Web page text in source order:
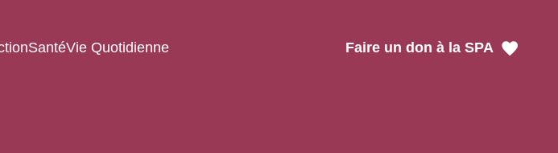
SantéVie Quotidienne Faire un don à la SPA